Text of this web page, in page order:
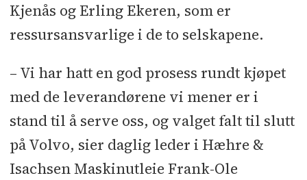
Kjenås og Erling Ekeren, som er
ressursansvarlige i de to selskapene.
– Vi har hatt en god prosess rundt kjøpet
med de leverandørene vi mener er i
stand til å serve oss, og valget falt til slutt
på Volvo, sier daglig leder i Hæhre &
Isachsen Maskinutleie Frank-Ole